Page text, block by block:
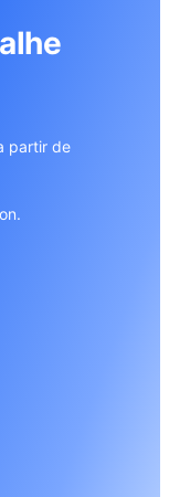
partir de